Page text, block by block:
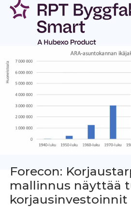
Siirry
sisältöön
Forecon:
mallinnus näyttää
korjausinvestoinnit